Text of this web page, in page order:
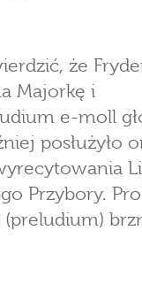
że
Majorkę i
e-moll
posłużyło
Przybory.
(preludium)